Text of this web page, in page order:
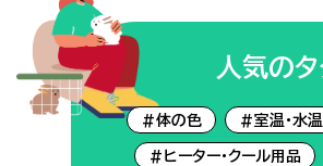
人気の
#体の色 #室温・水温
#ヒーター・クール用品